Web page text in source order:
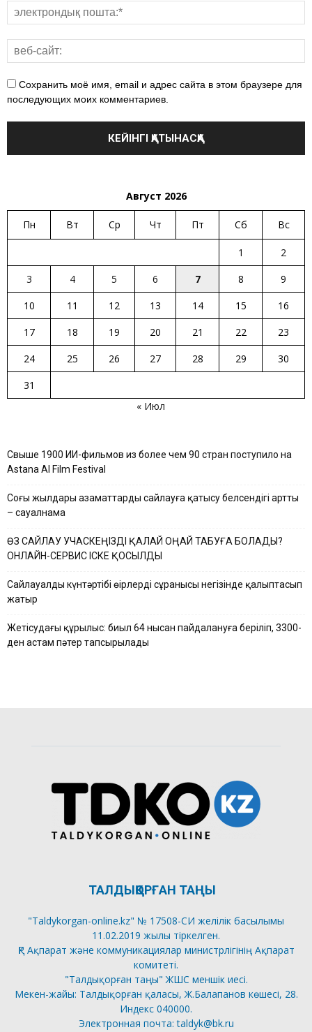
Сохранить моё имя, email и адрес сайта в этом браузере для
последующих моих комментариев.
Август 2026
Пн Вт Ср Чт Пт Сб Вс
1
2
3
4 5 6 7 8
9
10
11 12 13 14 15
16
17
18 19 20 21 22
23
24
25 26 27 28 29
30
31
« Июл
Свыше 1900 ИИ-фильмов из более чем 90 стран поступило на
Astana AI Film Festival
Соңғы жылдары азаматтардың сайлауға қатысу белсендігі артты
– сауалнама
ӨЗ САЙЛАУ УЧАСКЕҢІЗДІ ҚАЛАЙ ОҢАЙ ТАБУҒА БОЛАДЫ?
ОНЛАЙН-СЕРВИС ІСКЕ ҚОСЫЛДЫ
Сайлауалды күнтәртібі өңірлердің сұранысы негізінде қалыптасып
жатыр
Жетісудағы құрылыс: биыл 64 нысан пайдалануға беріліп, 3300-
ден астам пәтер тапсырылады
ТАЛДЫҚОРҒАН ТАҢЫ
"Taldykorgan-online.kz" № 17508-СИ желілік басылымы
11.02.2019 жылы тіркелген.
ҚР Ақпарат және коммуникациялар министрлігінің Ақпарат
комитеті.
"Талдықорған таңы" ЖШС меншік иесі.
Мекен-жайы: Талдықорған қаласы, Ж.Балапанов көшесі, 28.
Индекс 040000.
Электронная почта: taldyk@bk.ru